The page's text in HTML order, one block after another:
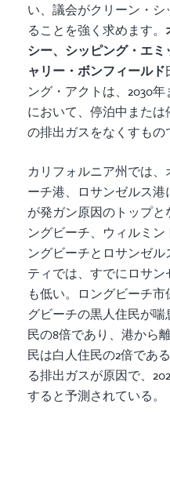
い、議会がクリーン・
ることを強く求めます。
シー、シッピング・エ
ャリー・ボンフィールド
ング・アクトは、2030
において、停泊中また
の排出ガスをなくすもの
カリフォルニア州では
ーチ港、ロサンゼルス
が発ガン原因のトップ
ングビーチ、ウィルミ
ングビーチとロサンゼ
ティでは、すでにロサ
も低い。ロングビーチ
グビーチの黒人住民が
民の8倍であり、港から
民は白人住民の2倍であ
る排出ガスが原因で、
すると予測されている。